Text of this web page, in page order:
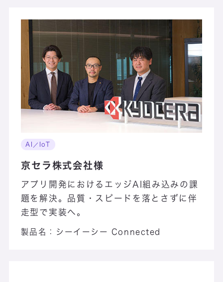
AI／IoT
京セラ株式会社様
アプリ開発におけるエッジAI組み込みの課
題を解決。品質・スピードを落とさずに伴
走型で実装へ。
製品名： シーイーシー Connected